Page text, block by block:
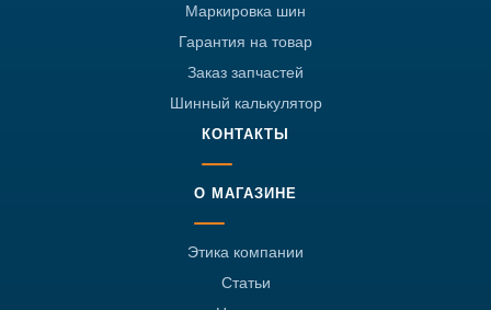
Маркировка шин
Гарантия на товар
Заказ запчастей
Шинный калькулятор
КОНТАКТЫ
О МАГАЗИНЕ
Этика компании
Статьи